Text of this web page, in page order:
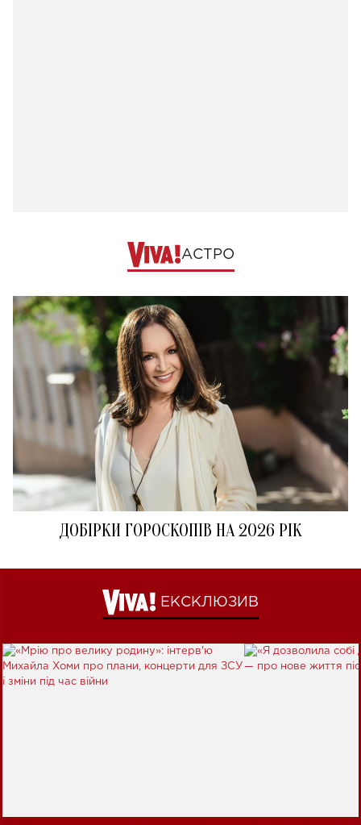
АСТРО
ДОБІРКИ ГОРОСКОПІВ НА 2026 РІК
ЕКСКЛЮЗИВ